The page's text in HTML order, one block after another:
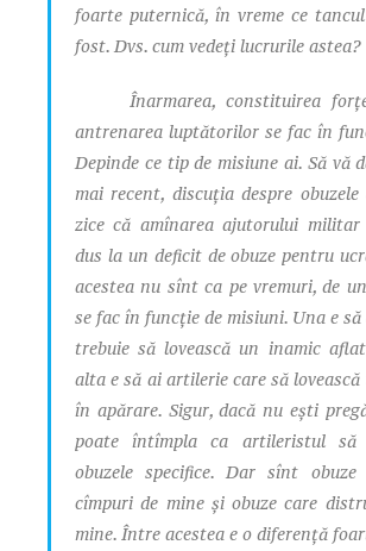
foarte puternică, în vreme ce
fost. Dvs. cum vedeți lucrurile astea?
Înarmarea, constituirea
antrenarea luptătorilor se fac în
Depinde ce tip de misiune ai. Să vă
mai recent, discuția despre obuzele
zice că amînarea ajutorului
dus la un deficit de obuze pentru
acestea nu sînt ca pe vremuri, de
se fac în funcție de misiuni. Una e
trebuie să lovească un inamic
alta e să ai artilerie care să
în apărare. Sigur, dacă nu ești
poate întîmpla ca artileristul să
obuzele specifice. Dar sînt
cîmpuri de mine și obuze care
mine. Între acestea e o diferență